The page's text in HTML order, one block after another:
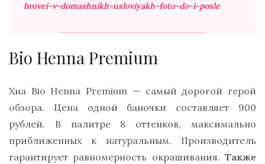
brovei-v-domashnikh-usloviyakh-foto-do-i-posle
Bio Henna Premium
Хна Bio Henna Premium — самый дорогой герой
обзора. Цена одной баночки составляет 900
рублей. В палитре 8 оттенков, максимально
приближенных к натуральным. Производитель
гарантирует равномерность окрашивания. Также